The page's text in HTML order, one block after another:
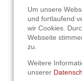
+49 2191
info@a3t.de
NAVIGATION
Um unsere
und fortlaufend
wir Cookies.
Webseite
zu.
Weitere
unserer